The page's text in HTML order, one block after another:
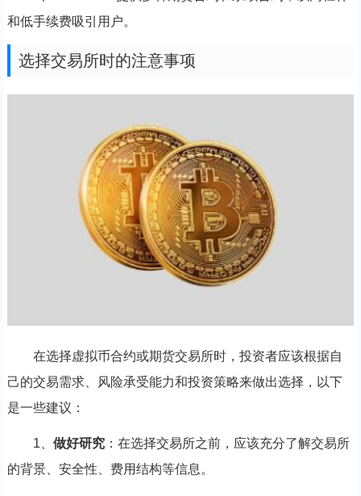
和低手续费吸引用户。
选择交易所时的注意事项
在选择虚拟币合约或期货交易所时，投资者应该根据自
己的交易需求、风险承受能力和投资策略来做出选择，以下
是一些建议：
1、 做好研究：在选择交易所之前，应该充分了解交易所
的背景、安全性、费用结构等信息。